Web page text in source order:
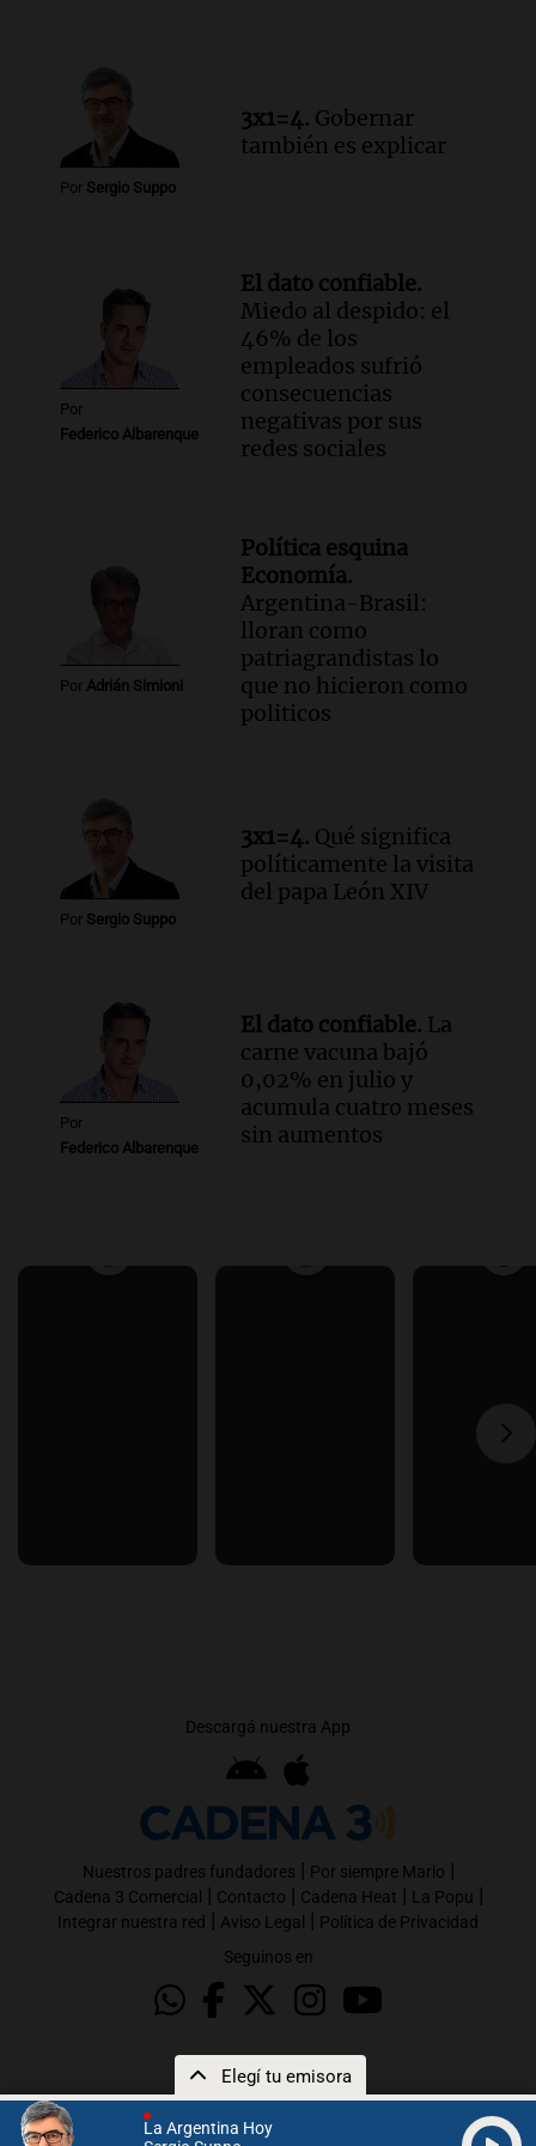
La Argentina Hoy
Elegí tu emisora
Procrear en la provincia
Panorama Federal
Episodios
Por Sergio Suppo
3x1=4. Gobernar
también es explicar
Por
Federico Albarenque
El dato confiable.
Miedo al despido: el
46% de los
empleados sufrió
consecuencias
negativas por sus
redes sociales
Por Adrián Simioni
Política esquina
Economía.
Argentina-Brasil:
lloran como
patriagrandistas lo
que no hicieron como
politicos
Por Sergio Suppo
3x1=4. Qué significa
políticamente la visita
del papa León XIV
Por
Federico Albarenque
El dato confiable. La
carne vacuna bajó
0,02% en julio y
acumula cuatro meses
sin aumentos
Descargá nuestra App
Nuestros padres fundadores | Por siempre Mario |
Cadena 3 Comercial | Contacto | Cadena Heat | La Popu |
Integrar nuestra red | Aviso Legal | Política de Privacidad
Seguinos en